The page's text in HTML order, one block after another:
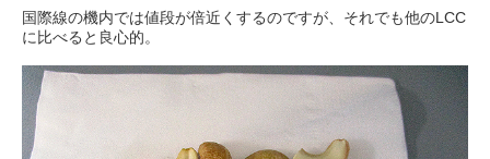
国際線の機内では値段が倍近くするのですが、それでも他のLCC
に比べると良心的。